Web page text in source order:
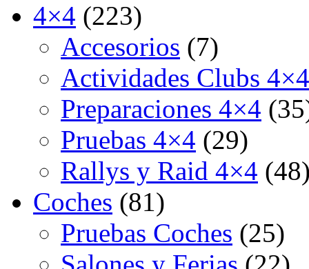
4×4 (223)
Accesorios (7)
Actividades Clubs 4×4
Preparaciones 4×4
Pruebas 4×4 (29)
Rallys y Raid 4×4
Coches (81)
Pruebas Coches (25)